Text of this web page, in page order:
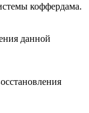
коффердама.
данной